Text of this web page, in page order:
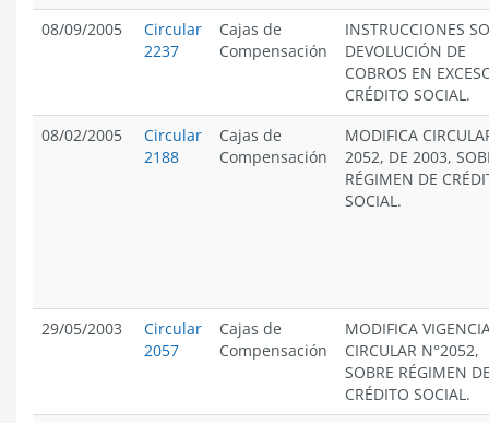
08/09/2005
Circular
2237
Cajas de
Compensación
INSTRUCCIONES
DEVOLUCIÓN DE
COBROS EN
CRÉDITO SOCIAL.
08/02/2005
Circular
2188
Cajas de
Compensación
MODIFICA
2052, DE 2003,
RÉGIMEN DE
SOCIAL.
29/05/2003
Circular
2057
Cajas de
Compensación
MODIFICA
CIRCULAR N°2052,
SOBRE RÉGIMEN
CRÉDITO SOCIAL.